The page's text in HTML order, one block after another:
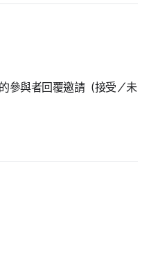
參與者回覆邀請（接受／未